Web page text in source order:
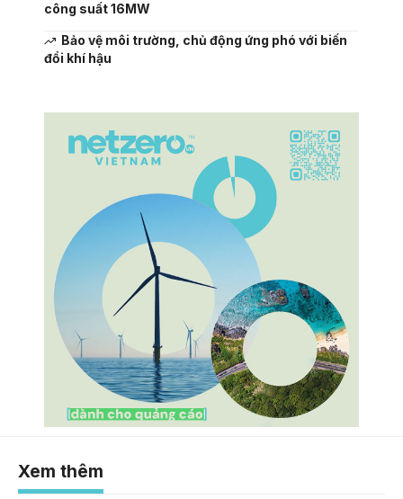
công suất 16MW
Bảo vệ môi trường, chủ động ứng phó với biến
đổi khí hậu
Xem thêm